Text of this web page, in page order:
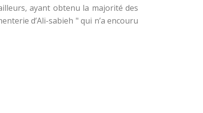
ayant obtenu la majorité des
d’Ali-sabieh " qui n’a encouru